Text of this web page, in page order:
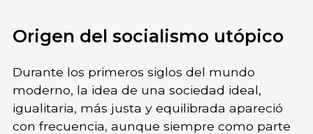
Origen del socialismo utópico
Durante los primeros siglos del mundo
moderno, la idea de una sociedad ideal,
igualitaria, más justa y equilibrada apareció
con frecuencia, aunque siempre como parte